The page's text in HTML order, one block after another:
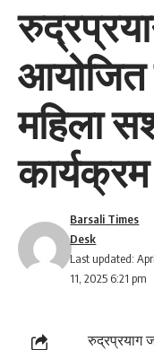
आयोजित
महिला
कार्यक्रम
Last updated:
11, 2025 6:21 pm
Barsali Times
Desk
रुद्रप्रयाग